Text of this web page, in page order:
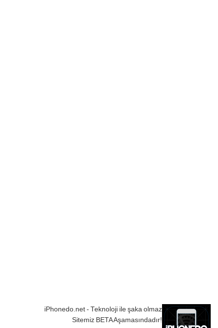
iPhonedo.net - Teknoloji ile şaka olmaz
Sitemiz BETA Aşamasındadır!